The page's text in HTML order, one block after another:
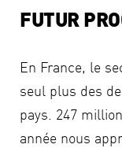
FUTUR
En France, le
seul plus des
pays. 247
année nous